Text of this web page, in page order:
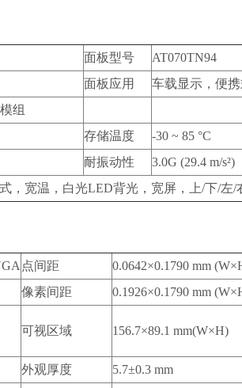
面板型号
AT070TN94
面板应用
车载显示，便
组
存储温度
-30 ~ 85 °C
耐振动性
3.0G (29.4 m/s²)
，宽温，白光LED背光，宽屏，上/下/左/
点间距
0.0642×0.1790 mm
像素间距 0.1926×0.1790 mm
可视区域 156.7×89.1 mm(W×H)
外观厚度 5.7±0.3 mm